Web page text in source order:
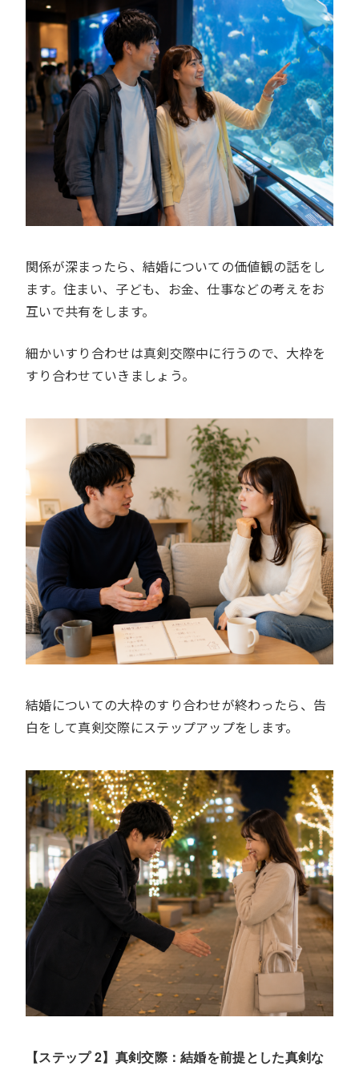
関係が深まったら、結婚についての価値観の話をし
ます。住まい、子ども、お金、仕事などの考えをお
互いで共有をします。
細かいすり合わせは真剣交際中に行うので、大枠を
すり合わせていきましょう。
結婚についての大枠のすり合わせが終わったら、告
白をして真剣交際にステップアップをします。
【ステップ 2】真剣交際：結婚を前提とした真剣な